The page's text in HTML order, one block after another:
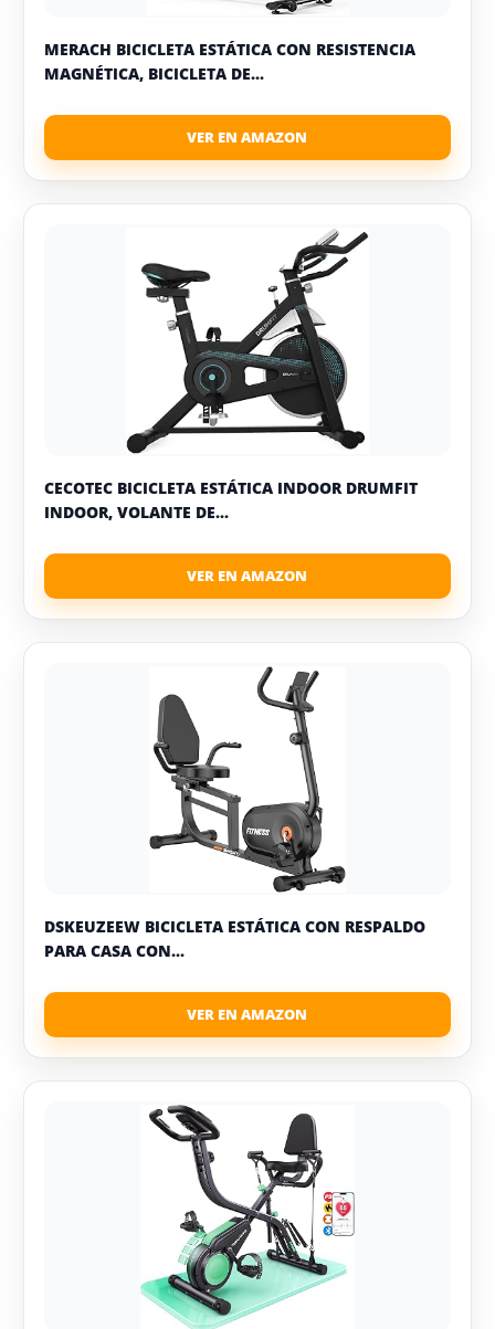
MERACH BICICLETA ESTÁTICA CON RESISTENCIA
MAGNÉTICA, BICICLETA DE...
CECOTEC BICICLETA ESTÁTICA INDOOR DRUMFIT
INDOOR, VOLANTE DE...
DSKEUZEEW BICICLETA ESTÁTICA CON RESPALDO
PARA CASA CON...